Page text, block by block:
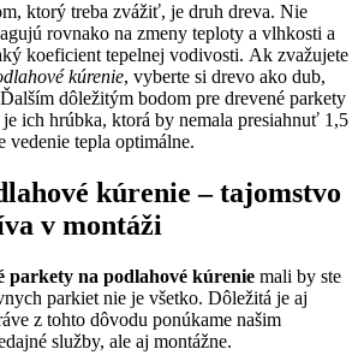
ktorý treba zvážiť, je druh dreva. Nie
rovnako na zmeny teploty a vlhkosti a
koeficient tepelnej vodivosti. Ak zvažujete
kúrenie, vyberte si drevo ako dub,
dôležitým bodom pre drevené parkety
ich hrúbka, ktorá by nemala presiahnuť 1,5
vedenie tepla optimálne.
kúrenie – tajomstvo
v montáži
parkety na podlahové kúrenie mali by ste
parkiet nie je všetko. Dôležitá je aj
z tohto dôvodu ponúkame našim
služby, ale aj montážne.